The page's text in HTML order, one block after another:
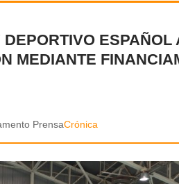
✕
ESPAÑOL
MEDIANTE
PrensaCrónica